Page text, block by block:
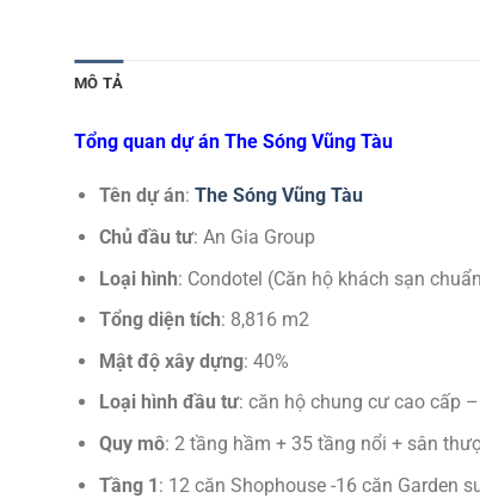
MÔ TẢ
Tổng quan dự án The Sóng Vũng Tàu
Tên dự án: The Sóng Vũng Tàu
Chủ đầu tư: An Gia Group
Loại hình: Condotel (Căn hộ khách sạn
Tổng diện tích: 8,816 m2
Mật độ xây dựng: 40%
Loại hình đầu tư: căn hộ chung cư cao cấp
Quy mô: 2 tầng hầm + 35 tầng nổi + sân
Tầng 1: 12 căn Shophouse -16 căn Garden